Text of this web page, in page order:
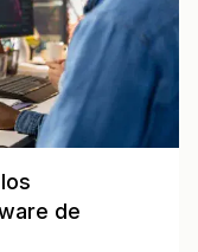
de